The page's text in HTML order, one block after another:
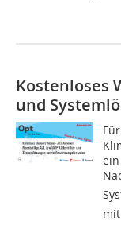
Kostenloses
und